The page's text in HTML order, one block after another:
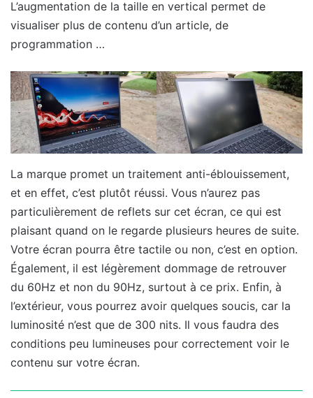
L’augmentation de la taille en vertical permet de
visualiser plus de contenu d’un article, de
programmation …
La marque promet un traitement anti-éblouissement,
et en effet, c’est plutôt réussi. Vous n’aurez pas
particulièrement de reflets sur cet écran, ce qui est
plaisant quand on le regarde plusieurs heures de suite.
Votre écran pourra être tactile ou non, c’est en option.
Également, il est légèrement dommage de retrouver
du 60Hz et non du 90Hz, surtout à ce prix. Enfin, à
l’extérieur, vous pourrez avoir quelques soucis, car la
luminosité n’est que de 300 nits. Il vous faudra des
conditions peu lumineuses pour correctement voir le
contenu sur votre écran.